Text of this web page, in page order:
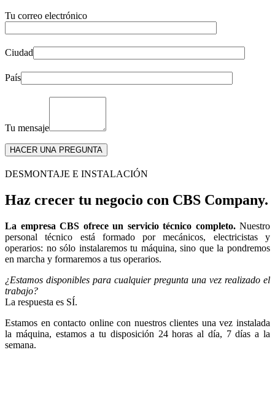
Tu correo electrónico
Ciudad
País
Tu mensaje
DESMONTAJE E INSTALACIÓN
Haz crecer tu negocio con CBS Company.
La empresa CBS ofrece un servicio técnico completo.Nuestro
personal técnico está formado por mecánicos, electricistas y
operarios: no sólo instalaremos tu máquina, sino que la pondremos
en marcha y formaremos a tus operarios.
¿Estamos disponibles para cualquier pregunta una vez realizado el
trabajo?
La respuesta es SÍ.
Estamos en contacto online con nuestros clientes una vez instalada
la máquina, estamos a tu disposición 24 horas al día, 7 días a la
semana.